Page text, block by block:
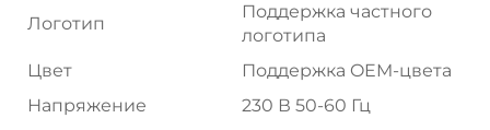
Логотип
Поддержка частного
логотипа
Цвет
Поддержка OEM-цвета
Напряжение
230 В 50-60 Гц